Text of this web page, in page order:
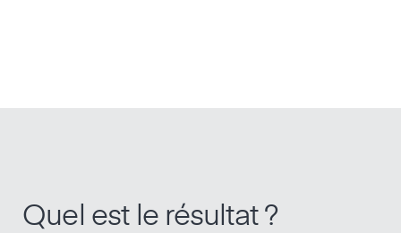
Quel est le résultat ?